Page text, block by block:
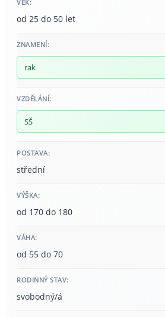
VĚK:
od 25 do 50 let
ZNAMENÍ:
rak
VZDĚLÁNÍ:
SŠ
POSTAVA:
střední
VÝŠKA:
od 170 do 180
VÁHA:
od 55 do 70
RODINNÝ STAV:
svobodný/á